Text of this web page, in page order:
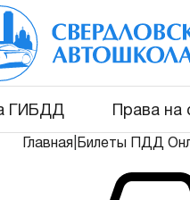
ГИБДД Права на
Главная Билеты ПДД